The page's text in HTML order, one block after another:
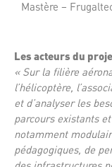
Mastère –
Les acteurs du
« Sur la filière
l’hélicoptère,
et d’analyser les
parcours existants
notamment
pédagogiques, de